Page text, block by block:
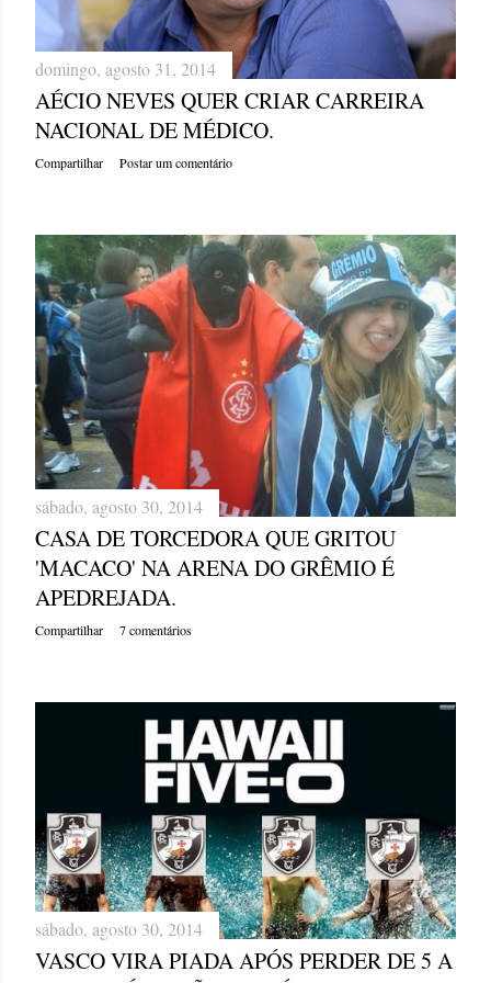
domingo, agosto 31, 2014
AÉCIO NEVES QUER CRIAR CARREIRA
NACIONAL DE MÉDICO.
Compartilhar Postar um comentário
sábado, agosto 30, 2014
CASA DE TORCEDORA QUE GRITOU
'MACACO' NA ARENA DO GRÊMIO É
APEDREJADA.
Compartilhar 7 comentários
sábado, agosto 30, 2014
VASCO VIRA PIADA APÓS PERDER DE 5 A